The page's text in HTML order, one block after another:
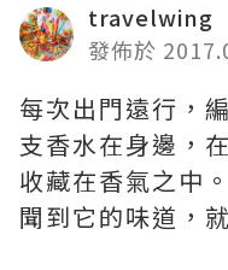
travelwing
發佈於
每次出門遠行，
支香水在身邊，
收藏在香氣之中
聞到它的味道，